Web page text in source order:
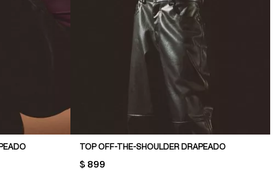
TOP OFF-THE-SHOULDER DRAPEADO
PRICE:
$ 899